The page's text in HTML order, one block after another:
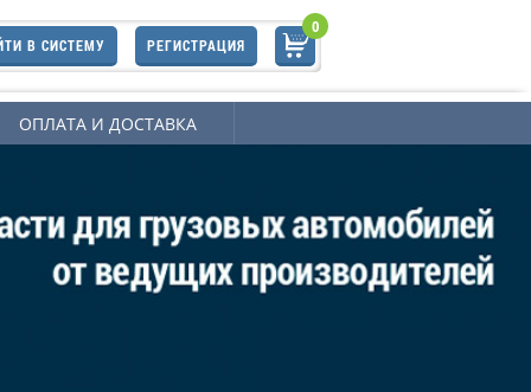
0
В СИСТЕМУ РЕГИСТРАЦИЯ
ОПЛАТА И ДОСТАВКА